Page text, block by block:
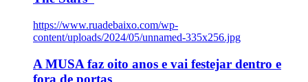
https://www.ruadebaixo.com/wp-
content/uploads/2024/05/unnamed-335x256.jpg
A MUSA faz oito anos e vai festejar dentro e
fora de portas